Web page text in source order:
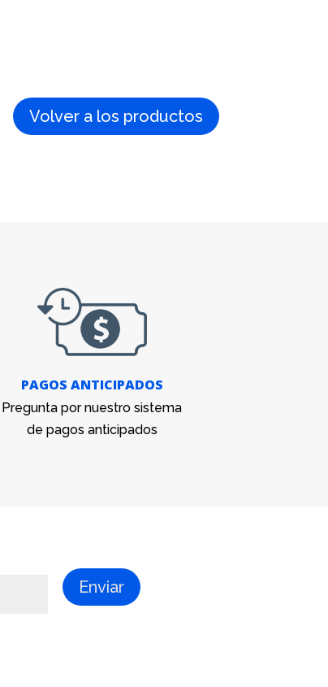
Volver a los productos
PAGOS ANTICIPADOS
Pregunta por nuestro sistema
de pagos anticipados
Enviar